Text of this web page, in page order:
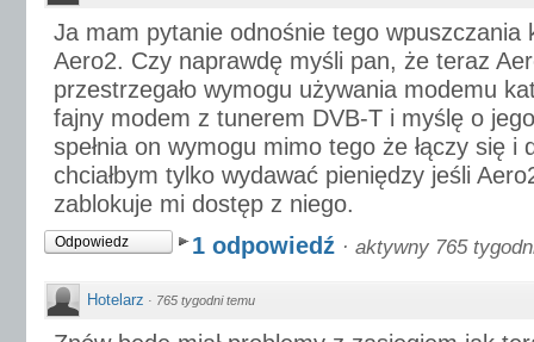
Ja mam pytanie odnośnie tego wpuszczania
Aero2. Czy naprawdę myśli pan, że teraz
przestrzegało wymogu używania modemu
fajny modem z tunerem DVB-T i myślę o
spełnia on wymogu mimo tego że łączy się i
chciałbym tylko wydawać pieniędzy jeśli
zablokuje mi dostęp z niego.
Odpowiedz 1 odpowiedź · aktywny 765
Hotelarz · 765 tygodni temu